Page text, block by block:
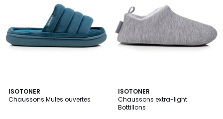
ISOTONER
Chaussons Mules ouvertes
3
Couleurs
ISOTONER
Chaussons extra-light
Bottillons